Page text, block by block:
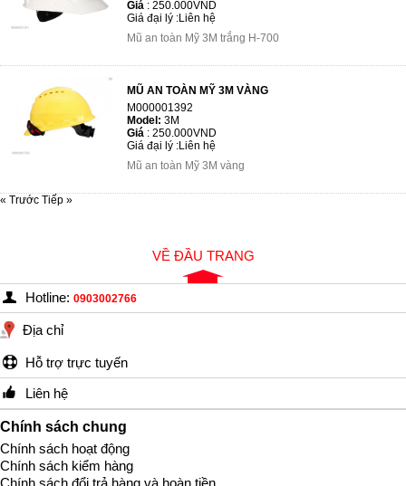
Giá : 250.000VND
Giá đại lý :Liên hệ
Mũ an toàn Mỹ 3M trắng H-700
MŨ AN TOÀN MỸ 3M VÀNG
M000001392
Model: 3M
Giá : 250.000VND
Giá đại lý :Liên hệ
Mũ an toàn Mỹ 3M vàng
« Trước Tiếp »
VỀ ĐẦU TRANG
Hotline: 0903002766
Địa chỉ
Hỗ trợ trực tuyến
Liên hệ
Chính sách chung
Chính sách hoạt động
Chính sách kiểm hàng
Chính sách đổi trả hàng và hoàn tiền